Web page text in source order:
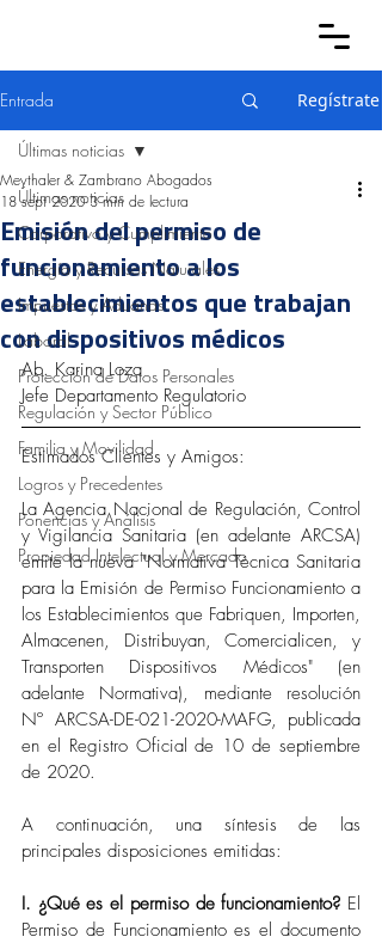
Entrada Regístrate
Últimas noticias
Corporativo y Cumplimiento
Energía y Recursos Naturales
Impuestos y Aduanas
Laboral
Protección de Datos Personales
Regulación y Sector Público
Familia y Movilidad
Logros y Precedentes
Ponencias y Análisis
Propiedad Intelectual y Mercado
Últimas noticias
Emisión del permiso de
funcionamiento a los
establecimientos que trabajan
con dispositivos médicos
Meythaler & Zambrano Abogados
18 sept 2020 3 min de lectura
Ab. Karina Loza
Jefe Departamento Regulatorio
Estimados Clientes y Amigos:
La Agencia Nacional de Regulación, Control
y Vigilancia Sanitaria (en adelante ARCSA)
emite la nueva "Normativa Técnica Sanitaria
para la Emisión de Permiso Funcionamiento a
los Establecimientos que Fabriquen, Importen,
Almacenen, Distribuyan, Comercialicen, y
Transporten Dispositivos Médicos" (en
adelante Normativa), mediante resolución
Nº ARCSA-DE-021-2020-MAFG, publicada
en el Registro Oficial de 10 de septiembre
de 2020.
A continuación, una síntesis de las
principales disposiciones emitidas:
I. ¿Qué es el permiso de funcionamiento? El
Permiso de Funcionamiento es el documento